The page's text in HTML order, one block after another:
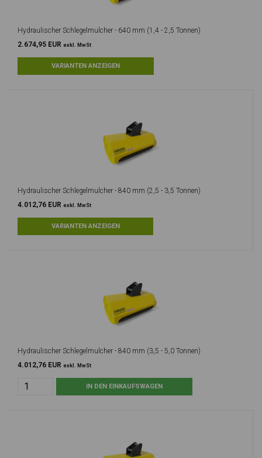
Hydraulischer Schlegelmulcher - 640 mm (1,4 - 2,5 Tonnen)
2.674,95 EUR exkl. MwSt
Hydraulischer Schlegelmulcher - 840 mm (2,5 - 3,5 Tonnen)
4.012,76 EUR exkl. MwSt
Hydraulischer Schlegelmulcher - 840 mm (3,5 - 5,0 Tonnen)
4.012,76 EUR exkl. MwSt